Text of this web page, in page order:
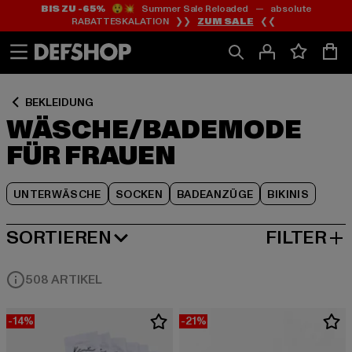
Zum
Inhalt
springen
Zum
Fußzeile
springen
BIS ZU -65%😲💥 Summer Sale Reloaded — absolute
RABATTESKALATION ❯❯ ZUM SALE ❮❮
BEKLEIDUNG
WÄSCHE/BADEMODE
FÜR FRAUEN
UNTERWÄSCHE SOCKEN BADEANZÜGE BIKINIS
Zum
Produktraster
springen
SORTIEREN
BELIEBTESTE FILTER
508 ARTIKEL
-14% -21%